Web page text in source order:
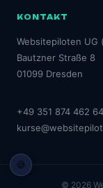
KONTAKT
Websitepiloten UG
Bautzner Straße 8
01099 Dresden
+49 351 874 462
© 2026
🍪